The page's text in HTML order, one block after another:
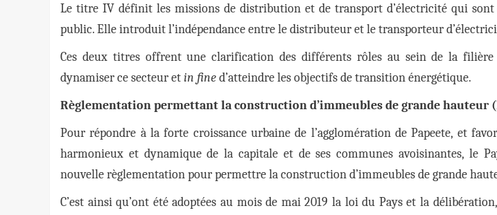
Le titre IV définit les missions de distribution et de transport d’électricité qui sont
public. Elle introduit l’indépendance entre le distributeur et le transporteur
Ces deux titres offrent une clarification des différents rôles au sein de la filière
dynamiser ce secteur etin fined’atteindre les objectifs de transition énergétique.
Règlementation permettant la construction d’immeubles de grande hauteur
Pour répondre à la forte croissance urbaine de l’agglomération de Papeete, et
harmonieux et dynamique de la capitale et de ses communes avoisinantes, le
nouvelle règlementation pour permettre la construction d’immeubles de grande
C’est ainsi qu’ont été adoptées au mois de mai 2019 la loi du Pays et la